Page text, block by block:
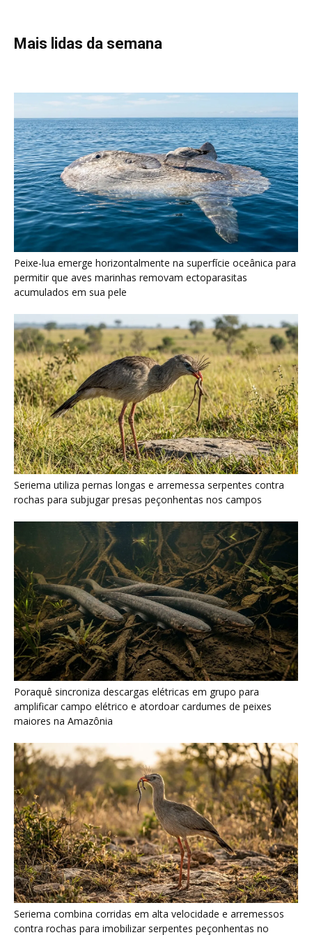
Seriema combina corridas em alta velocidade e arremessos
contra rochas para imobilizar serpentes peçonhentas no
cerrado
Ariranha sincroniza caça coletiva com vocalização subaquática
e cerca cardumes em rios rasos da Amazônia
Surucucu detecta calor pela fosseta loreal e prepara ataque de
emboscada no escuro da floresta
Papagaio come argila em barreiro coletivo
para ajudar a neutralizar compostos...
7 de agosto de 2026
Como atrair beija-flor para casa e proteger a
ave com cuidado
7 de agosto de 2026
Ossos de mamute-lanoso surgem às
margens do Danúbio na seca
7 de agosto de 2026